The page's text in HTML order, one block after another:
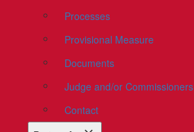
Processes
Provisional Measure
Documents
Judge and/or Commissioners
Contact